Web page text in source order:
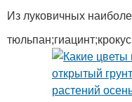
Из луковичных